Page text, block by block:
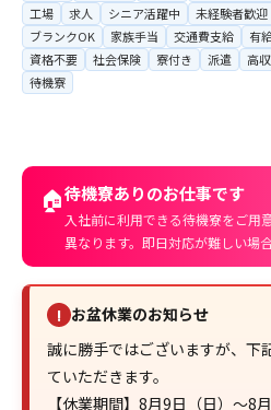
工場
求人 シニア活躍中 未経験者歓迎
ブランクOK
家族手当 交通費支給 有
資格不要
社会保険 寮付き 派遣 高
待機寮
🏠待機寮ありのお仕事です
入社前に利用できる待機寮をご
異なります。即日対応が難しい場合
! お盆休業のお知らせ
誠に勝手ではございますが、下
ていただきます。
【休業期間】8月9日（日）～8